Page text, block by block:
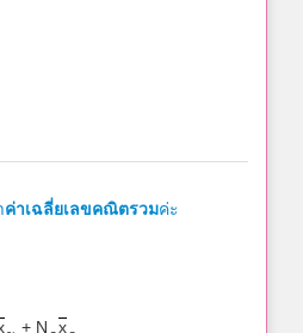
ค่าเฉลี่ยเลขคณิตรวมค่ะ
+ N x